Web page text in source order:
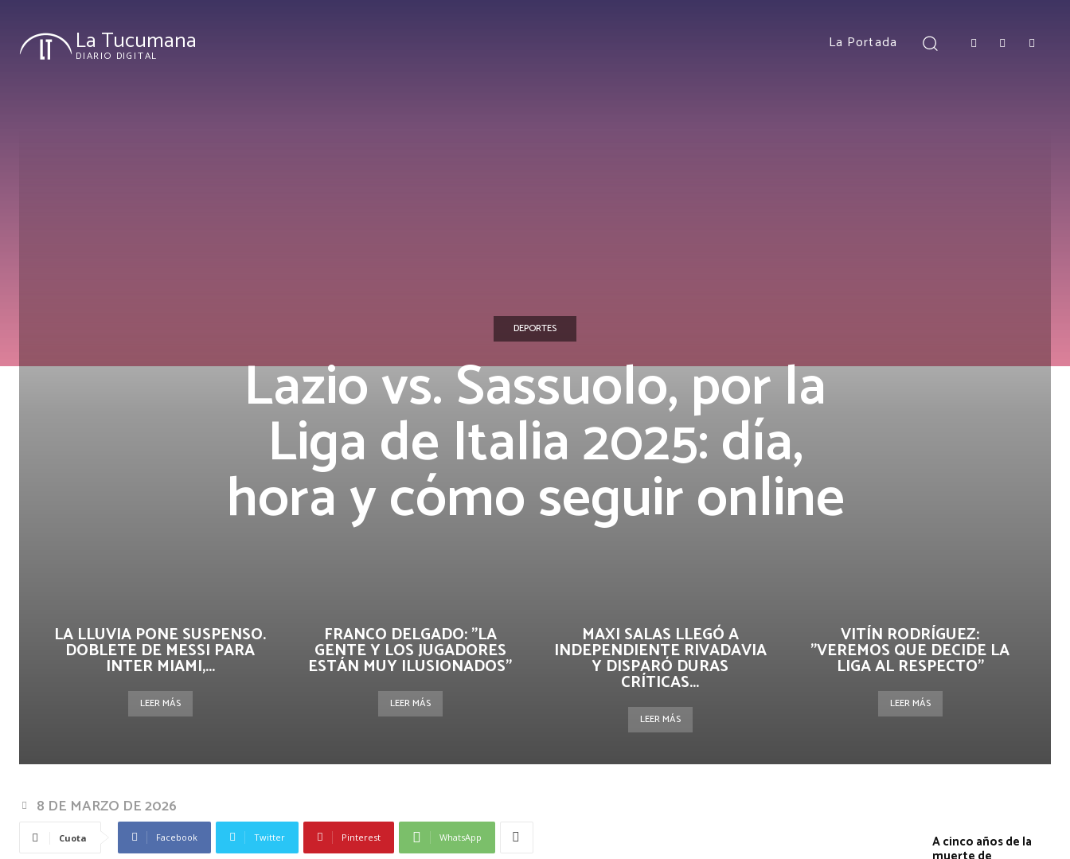
La Tucumana
DIARIO DIGITAL
La Portada
DEPORTES
Lazio vs. Sassuolo, por la
Liga de Italia 2025: día,
hora y cómo seguir online
LA LLUVIA PONE SUSPENSO.
DOBLETE DE MESSI PARA
INTER MIAMI,...
LEER MÁS
FRANCO DELGADO: "LA
GENTE Y LOS JUGADORES
ESTÁN MUY ILUSIONADOS"
LEER MÁS
MAXI SALAS LLEGÓ A
INDEPENDIENTE RIVADAVIA
Y DISPARÓ DURAS
CRÍTICAS...
LEER MÁS
VITÍN RODRÍGUEZ:
"VEREMOS QUE DECIDE LA
LIGA AL RESPECTO"
LEER MÁS
8 DE MARZO DE 2026
Cuota Facebook Twitter Pinterest WhatsApp A cinco años de la